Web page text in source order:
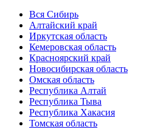
Вся Сибирь
Алтайский край
Иркутская область
Кемеровская область
Красноярский край
Новосибирская область
Омская область
Республика Алтай
Республика Тыва
Республика Хакасия
Томская область